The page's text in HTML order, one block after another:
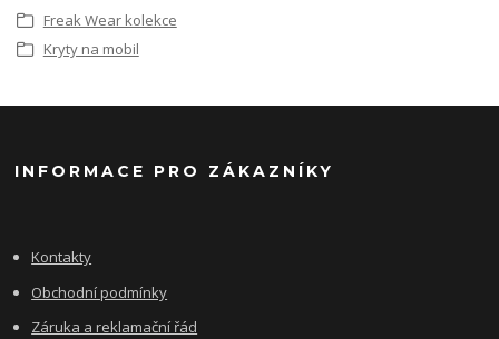
Freak Wear kolekce
Kryty na mobil
INFORMACE PRO ZÁKAZNÍKY
Kontakty
Obchodní podmínky
Záruka a reklamační řád